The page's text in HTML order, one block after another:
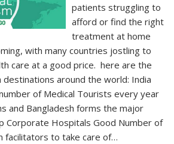
patients struggling to
afford or find the right
treatment at home
with many countries jostling to
care at a good price. here are the
around the world: India
of Medical Tourists every year
and Bangladesh forms the major
Corporate Hospitals Good Number of
facilitators to take care of…